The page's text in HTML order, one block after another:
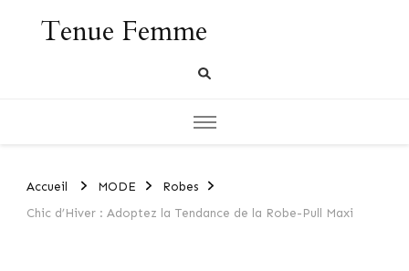
Tenue Femme
Accueil MODE
Robes
Chic d’Hiver : Adoptez la Tendance de la Robe-Pull Maxi